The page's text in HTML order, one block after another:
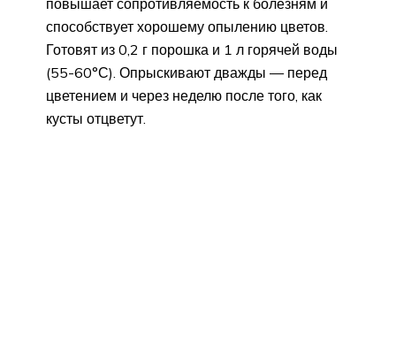
повышает сопротивляемость к болезням и
способствует хорошему опылению цветов.
Готовят из 0,2 г порошка и 1 л горячей воды
(55-60°С). Опрыскивают дважды — перед
цветением и через неделю после того, как
кусты отцветут.